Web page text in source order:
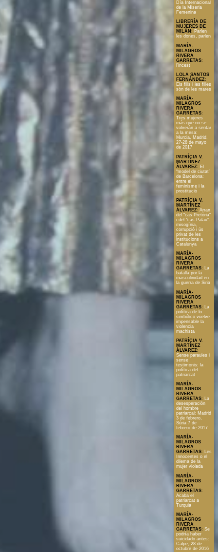
Día Internacional
de la Miseria
Femenina
LIBRERÍA DE
MUJERES DE
MILÁN : Parlen
les dones, parlen
MARÍA-
MILAGROS
RIVERA
GARRETAS:
l'incest
LOLA SANTOS
FERNÁNDEZ:
Els fills i les filles
són de les mares
MARÍA-
MILAGROS
RIVERA
GARRETAS:
Tres mujeres
más que no se
volverán a sentar
a la mesa:
Murcia, Madrid,
27-28 de mayo
de 2017
PATRÍCIA V.
MARTÍNEZ
ÀLVAREZ: El
“model de ciutat”
de Barcelona:
entre el
feminisme i la
prostitució
PATRÍCIA V.
MARTÍNEZ
ÀLVAREZ: Arran
del “cas Pretòria”
i del “cas Palau”:
misogínia,
corrupció i ús
privat de les
institucions a
Catalunya
MARÍA-
MILAGROS
RIVERA
GARRETAS: La
batalla por la
masculinidad en
la guerra de Siria
MARÍA-
MILAGROS
RIVERA
GARRETAS:
La
política de lo
simbólico vuelve
impensable la
violencia
machista
PATRÍCIA V.
MARTÍNEZ
ÀLVAREZ:
Sense paraules i
sense
testimonis: la
política del
patriarcat
MARÍA-
MILAGROS
RIVERA
GARRETAS: La
desesperación
del hombre
patriarcal: Madrid
3 de febrero,
Súria 7 de
febrero de 2017
MARÍA-
MILAGROS
RIVERA
GARRETAS: Les
Innocentes o el
dilema de la
mujer violada
MARÍA-
MILAGROS
RIVERA
GARRETAS:
Acaba el
patriarcat a
Turquia
MARÍA-
MILAGROS
RIVERA
GARRETAS: Se
podría haber
suicidado antes:
Calpe, 28 de
octubre de 2016